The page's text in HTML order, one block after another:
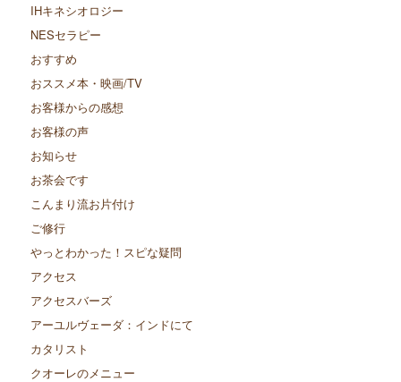
IHキネシオロジー
NESセラピー
おすすめ
おススメ本・映画/TV
お客様からの感想
お客様の声
お知らせ
お茶会です
こんまり流お片付け
ご修行
やっとわかった！スピな疑問
アクセス
アクセスバーズ
アーユルヴェーダ：インドにて
カタリスト
クオーレのメニュー